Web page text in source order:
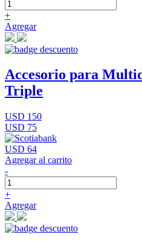
+
Agregar
Accesorio para
Triple
USD 150
USD 75
USD 64
Agregar al carrito
-
+
Agregar